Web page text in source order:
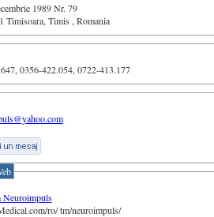
1989 Nr. 79
Timisoara, Timis , Romania
0356-422.054, 0722-413.177
Neuroimpuls
ro/ tm/neuroimpuls/